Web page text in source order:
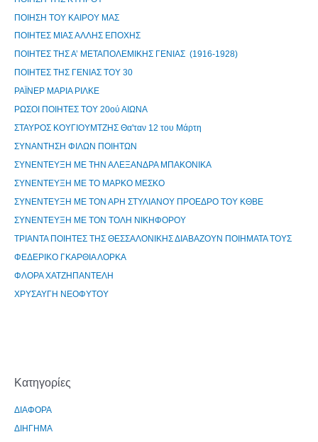
ΠΟΙΗΣΗ ΤΟΥ ΚΑΙΡΟΥ ΜΑΣ
ΠΟΙΗΤΕΣ ΜΙΑΣ ΑΛΛΗΣ ΕΠΟΧΗΣ
ΠΟΙΗΤΕΣ ΤΗΣ Α’ ΜΕΤΑΠΟΛΕΜΙΚΗΣ ΓΕΝΙΑΣ (1916-1928)
ΠΟΙΗΤΕΣ ΤΗΣ ΓΕΝΙΑΣ ΤΟΥ 30
ΡΑΪΝΕΡ ΜΑΡΙΑ ΡΙΛΚΕ
ΡΩΣΟΙ ΠΟΙΗΤΕΣ ΤΟΥ 20ού ΑΙΩΝΑ
ΣΤΑΥΡΟΣ ΚΟΥΓΙΟΥΜΤΖΗΣ Θα'ταν 12 του Μάρτη
ΣΥΝΑΝΤΗΣΗ ΦΙΛΩΝ ΠΟΙΗΤΩΝ
ΣΥΝΕΝΤΕΥΞΗ ΜΕ ΤΗΝ ΑΛΕΞΑΝΔΡΑ ΜΠΑΚΟΝΙΚΑ
ΣΥΝΕΝΤΕΥΞΗ ΜΕ ΤΟ ΜΑΡΚΟ ΜΕΣΚΟ
ΣΥΝΕΝΤΕΥΞΗ ΜΕ ΤΟΝ ΑΡΗ ΣΤΥΛΙΑΝΟΥ ΠΡΟΕΔΡΟ ΤΟΥ ΚΘΒΕ
ΣΥΝΕΝΤΕΥΞΗ ΜΕ ΤΟΝ ΤΟΛΗ ΝΙΚΗΦΟΡΟΥ
ΤΡΙΑΝΤΑ ΠΟΙΗΤΕΣ ΤΗΣ ΘΕΣΣΑΛΟΝΙΚΗΣ ΔΙΑΒΑΖΟΥΝ ΠΟΙΗΜΑΤΑ ΤΟΥΣ
ΦΕΔΕΡΙΚΟ ΓΚΑΡΘΙΑ ΛΟΡΚΑ
ΦΛΟΡΑ ΧΑΤΖΗΠΑΝΤΕΛΗ
ΧΡΥΣΑΥΓΗ ΝΕΟΦΥΤΟΥ
Kατηγορίες
ΔΙΑΦΟΡΑ
ΔΙΗΓΗΜΑ